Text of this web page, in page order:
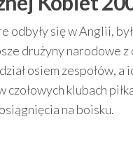
się w Anglii,
drużyny narodowe z
osiem zespołów, a
klubach
na boisku.